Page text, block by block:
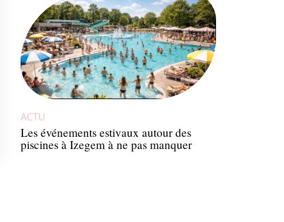
ACTU
Les événements estivaux autour des
piscines à Izegem à ne pas manquer